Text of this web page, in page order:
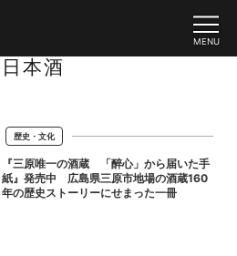
日本酒
歴史・文化
『三原唯一の酒蔵 「醉心」から届いた手
紙』発売中 広島県三原市地場の酒蔵160
年の歴史ストーリーにせまった一冊